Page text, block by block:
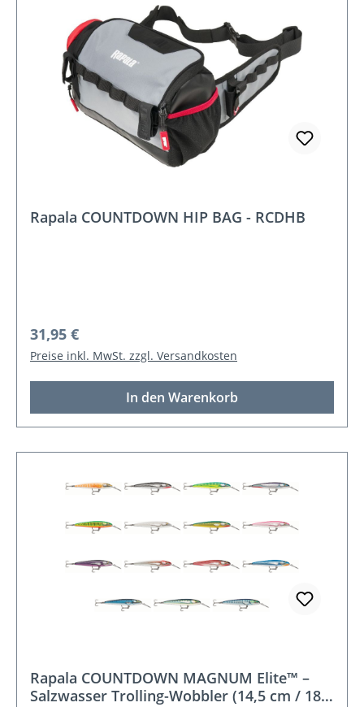
Rapala COUNTDOWN HIP BAG - RCDHB
Regulärer Preis:
31,95 €
Preise inkl. MwSt. zzgl. Versandkosten
In den Warenkorb
Rapala COUNTDOWN MAGNUM Elite™ –
Salzwasser Trolling-Wobbler (14,5 cm / 18,5